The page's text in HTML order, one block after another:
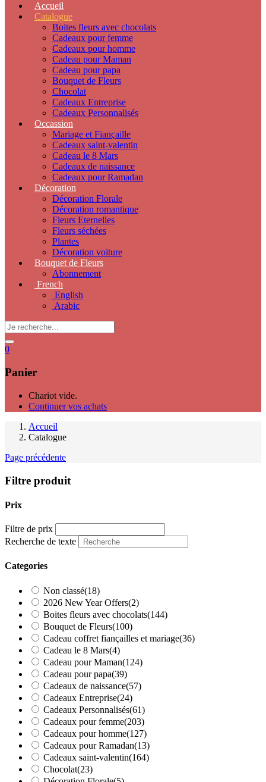
Accueil
Catalogue
Boites fleurs avec chocolats
Cadeaux pour femme
Cadeaux pour homme
Cadeau pour Maman
Cadeau pour papa
Bouquet de Fleurs
Chocolat
Cadeaux Entreprise
Cadeaux Personnalisés
Occassion
Mariage et Fiançaille
Cadeaux saint-valentin
Cadeau le 8 Mars
Cadeaux de naissance
Cadeaux pour Ramadan
Décoration
Décoration Florale
Décoration romantique
Fleurs Eternelles
Fleurs séchées
Plantes
Décoration voiture
Bouquet de Fleurs
Abonnement
French
English
Arabic
0
Panier
Chariot vide.
Continuer vos achats
Accueil
Catalogue
Page précédente
Filtre produit
Prix
Filtre de prix
Recherche de texte
Categories
Non classé(18)
2026 New Year Offers(2)
Boites fleurs avec chocolats(144)
Bouquet de Fleurs(100)
Cadeau coffret fiançailles et mariage(36)
Cadeau le 8 Mars(4)
Cadeau pour Maman(124)
Cadeau pour papa(39)
Cadeaux de naissance(57)
Cadeaux Entreprise(24)
Cadeaux Personnalisés(61)
Cadeaux pour femme(203)
Cadeaux pour homme(127)
Cadeaux pour Ramadan(13)
Cadeaux saint-valentin(164)
Chocolat(23)